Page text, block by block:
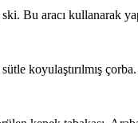
Bu aracı kullanarak
koyulaştırılmış çorba.